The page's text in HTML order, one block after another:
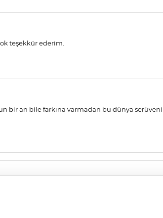
teşekkür ederim.
bir an bile farkına varmadan bu dünya